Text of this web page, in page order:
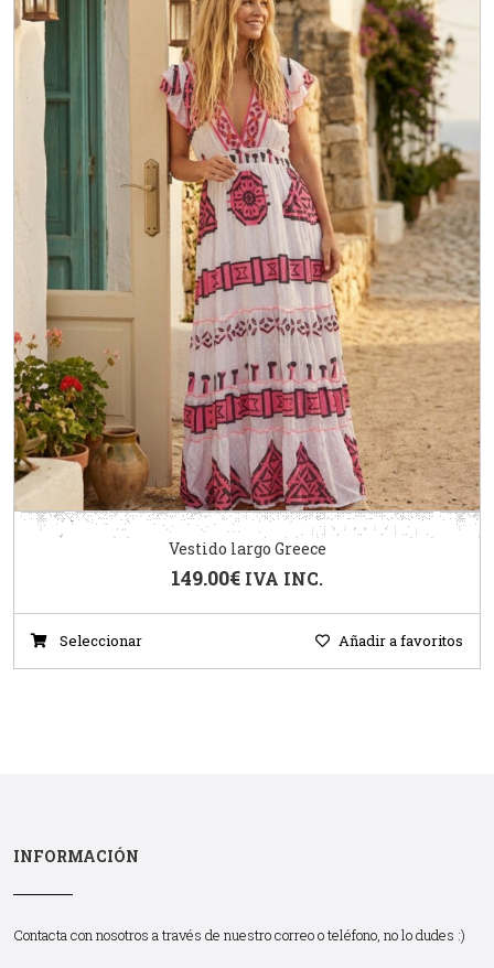
Vestido largo Greece
149.00€ IVA INC.
Seleccionar Añadir a favoritos
INFORMACIÓN
Contacta con nosotros a través de nuestro correo o teléfono, no lo dudes :)